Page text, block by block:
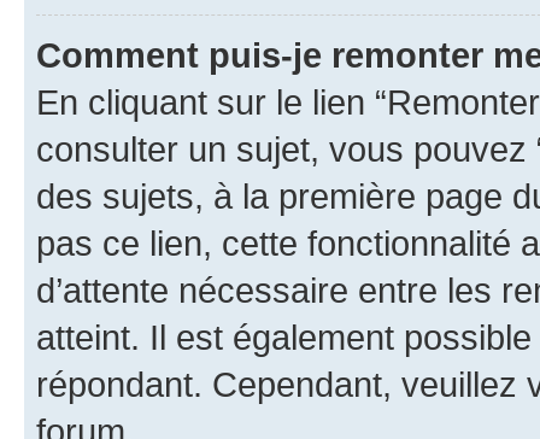
Comment puis-je remonter
En cliquant sur le lien
consulter un sujet, vous pouvez
des sujets, à la première page
pas ce lien, cette fonctionnalité
d’attente nécessaire entre les
atteint. Il est également
répondant. Cependant,